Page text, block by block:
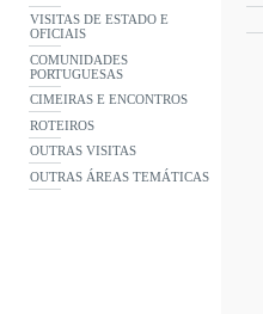
VISITAS DE ESTADO E
OFICIAIS
COMUNIDADES
PORTUGUESAS
CIMEIRAS E ENCONTROS
ROTEIROS
OUTRAS VISITAS
OUTRAS ÁREAS TEMÁTICAS